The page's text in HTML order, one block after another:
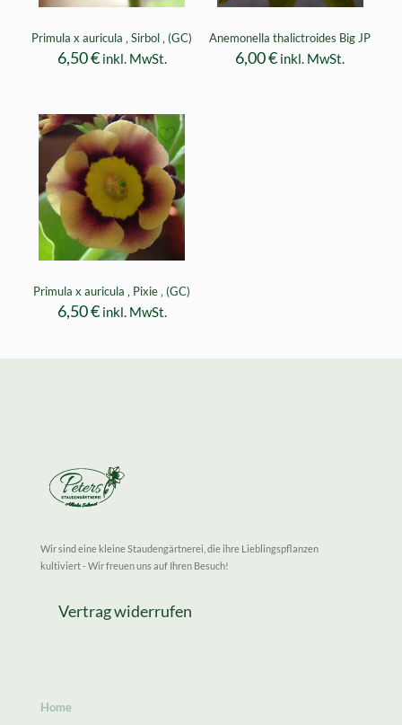
Primula x auricula ‚ Sirbol ‚ (GC)
6,50€ inkl. MwSt.
Anemonella thalictroides Big JP
6,00€ inkl. MwSt.
Primula x auricula ‚ Pixie ‚ (GC)
6,50€ inkl. MwSt.
Wir sind eine kleine Staudengärtnerei, die ihre Lieblingspflanzen
kultiviert - Wir freuen uns auf Ihren Besuch!
Vertrag widerrufen
Home